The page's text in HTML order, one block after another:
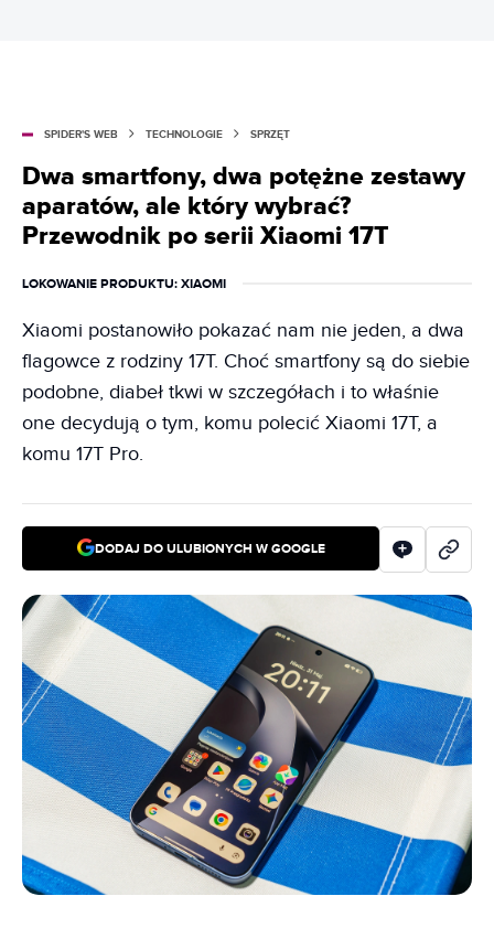
SPIDER'S WEB TECHNOLOGIE SPRZĘT
Dwa smartfony, dwa potężne zestawy
aparatów, ale który wybrać?
Przewodnik po serii Xiaomi 17T
LOKOWANIE PRODUKTU: XIAOMI
Xiaomi postanowiło pokazać nam nie jeden, a dwa
flagowce z rodziny 17T. Choć smartfony są do siebie
podobne, diabeł tkwi w szczegółach i to właśnie
one decydują o tym, komu polecić Xiaomi 17T, a
komu 17T Pro.
DODAJ DO ULUBIONYCH W GOOGLE